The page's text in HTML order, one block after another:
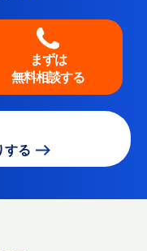
まずは
無料相談する
する